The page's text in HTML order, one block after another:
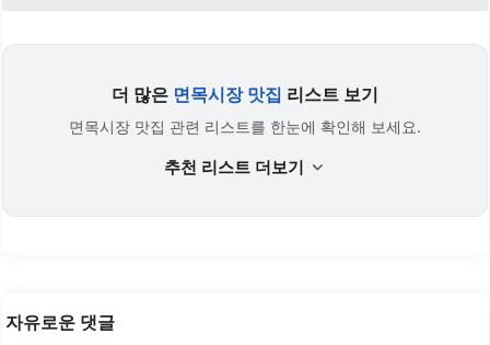
더 많은 면목시장 맛집 리스트 보기
면목시장 맛집 관련 리스트를 한눈에 확인해 보세요.
추천 리스트 더보기
자유로운 댓글